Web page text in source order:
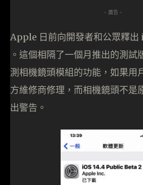
- 廣告 -
Apple 日前向開發者和公眾釋出
。這個相隔了一個月推出的測試
測相機鏡頭模組的功能，如果用
方維修商修理，而相機鏡頭不是
出警告。